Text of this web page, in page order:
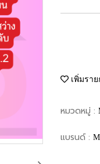
เพิ่มรา
หมวดหมู่ :
แบรนด์ :